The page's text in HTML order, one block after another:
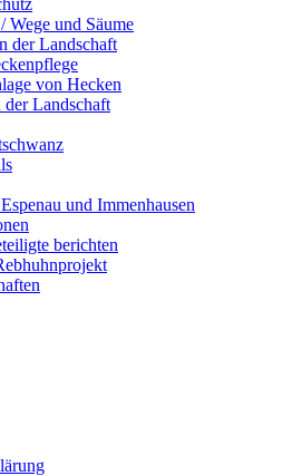
Wege und Säume
der Landschaft
von Hecken
der Landschaft
und Immenhausen
berichten